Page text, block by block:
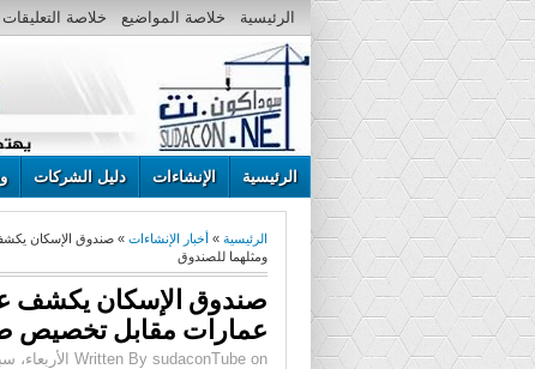
الرئيسية خلاصة المواضيع خلاصة التعليقات
الرئيسية الإنشاءات دليل الشركات
الرئيسية » أخبار الإنشاءات » صندوق الإسكان
ومثلهما للصندوق
صندوق الإسكان يكشف
عمارات مقابل تخصيص
Written By sudaconTube on الأربعاء، سبتمبر 11، 2013 | 12:33 م